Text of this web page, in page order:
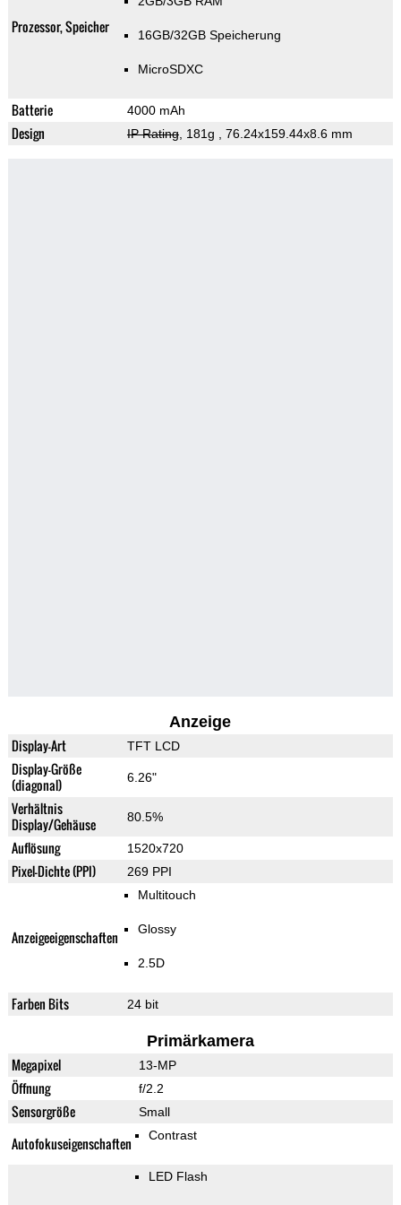
Prozessor, Speicher 16GB/32GB Speicherung
MicroSDXC
Batterie 4000 mAh
Design IP Rating, 181g , 76.24x159.44x8.6 mm
Anzeige
Display-Art TFT LCD
Display-Größe
(diagonal)
6.26"
Verhältnis
Display/Gehäuse
80.5%
Auflösung 1520x720
Pixel-Dichte (PPI) 269 PPI
Anzeigeeigenschaften
Multitouch
Glossy
2.5D
Farben Bits 24 bit
Primärkamera
Megapixel 13-MP
Öffnung f/2.2
Sensorgröße Small
Autofokuseigenschaften Contrast
LED Flash